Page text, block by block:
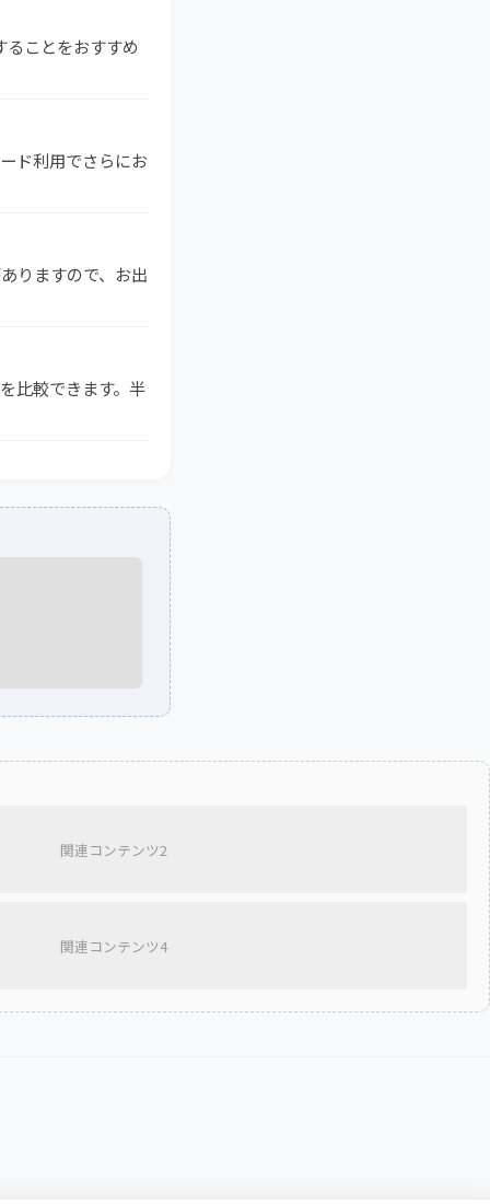
ことをおすすめ
ド利用でさらにお
りますので、お出
比較できます。半
関連コンテンツ2
関連コンテンツ4